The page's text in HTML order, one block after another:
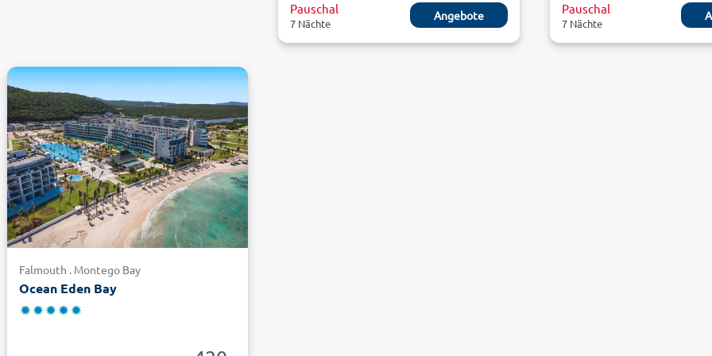
Pauschal
7 Nächte
Angebote Pauschal
7 Nächte
Falmouth . Montego Bay
Ocean Eden Bay